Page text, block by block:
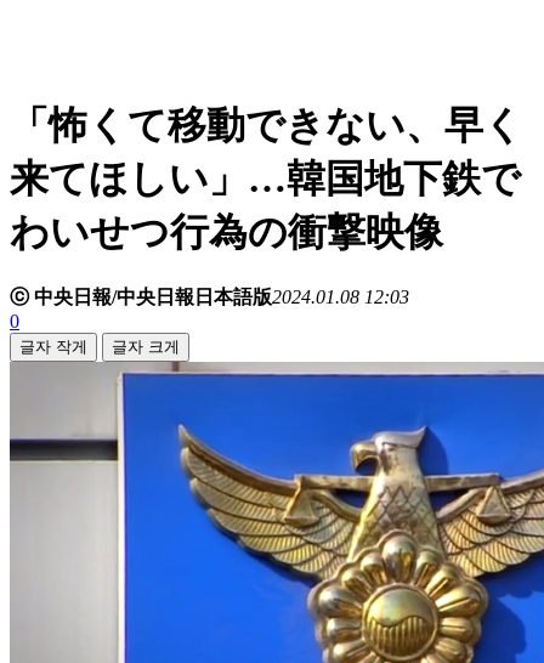
「怖くて移動できない、早く
来てほしい」…韓国地下鉄で
わいせつ行為の衝撃映像
ⓒ 中央日報/中央日報日本語版2024.01.08 12:03
0
글자 작게 글자 크게